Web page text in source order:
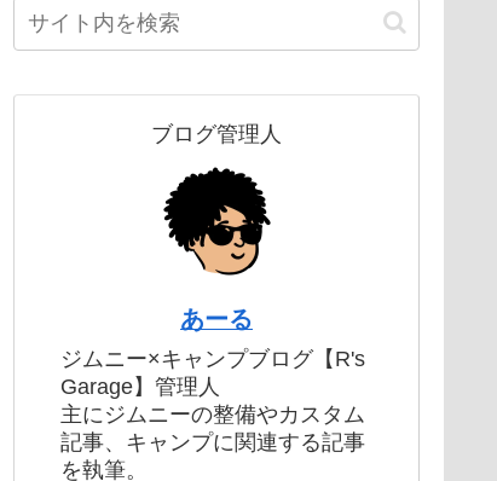
ブログ管理人
あーる
ジムニー×キャンプブログ【R's
Garage】管理人
主にジムニーの整備やカスタム
記事、キャンプに関連する記事
を執筆。